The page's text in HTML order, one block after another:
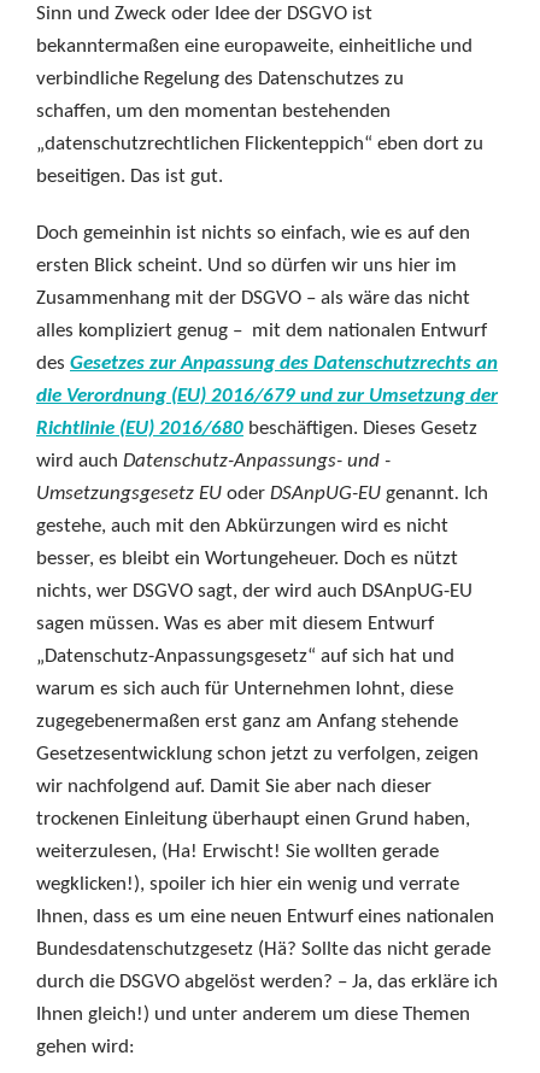
Sinn und Zweck oder Idee der DSGVO ist
bekanntermaßen eine europaweite, einheitliche und
verbindliche Regelung des Datenschutzes zu
schaffen, um den momentan bestehenden
„datenschutzrechtlichen Flickenteppich“ eben dort zu
beseitigen. Das ist gut.
Doch gemeinhin ist nichts so einfach, wie es auf den
ersten Blick scheint. Und so dürfen wir uns hier im
Zusammenhang mit der DSGVO – als wäre das nicht
alles kompliziert genug – mit dem nationalen Entwurf
des Gesetzes zur Anpassung des Datenschutzrechts an
die Verordnung (EU) 2016/679 und zur Umsetzung der
Richtlinie (EU) 2016/680 beschäftigen. Dieses Gesetz
wird auch Datenschutz-Anpassungs- und -
Umsetzungsgesetz EU oder DSAnpUG-EU genannt. Ich
gestehe, auch mit den Abkürzungen wird es nicht
besser, es bleibt ein Wortungeheuer. Doch es nützt
nichts, wer DSGVO sagt, der wird auch DSAnpUG-EU
sagen müssen. Was es aber mit diesem Entwurf
„Datenschutz-Anpassungsgesetz“ auf sich hat und
warum es sich auch für Unternehmen lohnt, diese
zugegebenermaßen erst ganz am Anfang stehende
Gesetzesentwicklung schon jetzt zu verfolgen, zeigen
wir nachfolgend auf. Damit Sie aber nach dieser
trockenen Einleitung überhaupt einen Grund haben,
weiterzulesen, (Ha! Erwischt! Sie wollten gerade
wegklicken!), spoiler ich hier ein wenig und verrate
Ihnen, dass es um eine neuen Entwurf eines nationalen
Bundesdatenschutzgesetz (Hä? Sollte das nicht gerade
durch die DSGVO abgelöst werden? – Ja, das erkläre ich
Ihnen gleich!) und unter anderem um diese Themen
gehen wird: